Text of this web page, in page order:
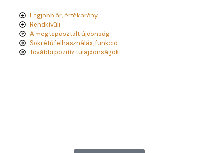
Legjobb ár, értékarány
Rendkívüli
A megtapasztalt újdonság
Sokrétű felhasználás, funkció
További pozitív tulajdonságok